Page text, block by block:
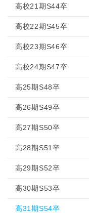
高校21期S44卒
高校22期S45卒
高校23期S46卒
高校24期S47卒
高25期S48卒
高26期S49卒
高27期S50卒
高28期S51卒
高29期S52卒
高30期S53卒
高31期S54卒